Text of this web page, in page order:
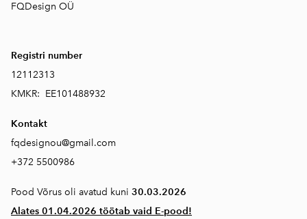
FQDesign OÜ
Registri number
12112313
KMKR: EE101488932
Kontakt
fqdesignou@gmail.com
+372 5500986
Pood Võrus oli avatud kuni 30.03.2026
Alates 01.04.2026 töötab vaid E-pood!